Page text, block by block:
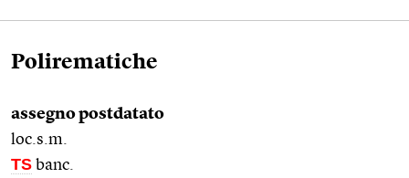
Polirematiche
assegno postdatato
loc.s.m.
TS banc.